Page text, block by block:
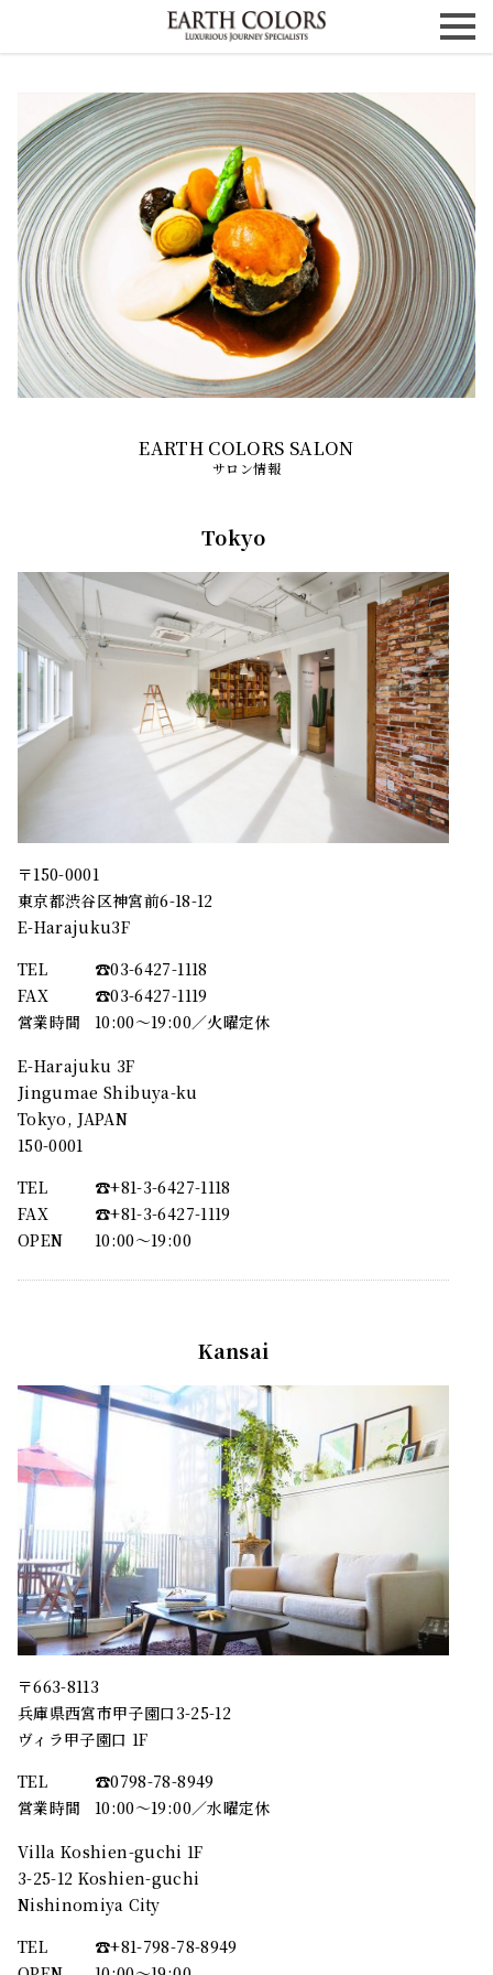
サロン情報
Tokyo
〒150-0001
東京都渋谷区神宮前6-18-12
E-Harajuku3F
TEL
☎︎03-6427-1118
FAX
☎︎03-6427-1119
営業時間
10:00～19:00／火曜定休
E-Harajuku 3F
Jingumae Shibuya-ku
Tokyo, JAPAN
150-0001
TEL
☎︎+81-3-6427-1118
FAX
☎︎+81-3-6427-1119
OPEN
10:00〜19:00
Kansai
〒663-8113
兵庫県西宮市甲子園口3-25-12
ヴィラ甲子園口 1F
TEL
☎︎0798-78-8949
営業時間
10:00～19:00／水曜定休
Villa Koshien-guchi 1F
3-25-12 Koshien-guchi
Nishinomiya City
TEL
☎︎+81-798-78-8949